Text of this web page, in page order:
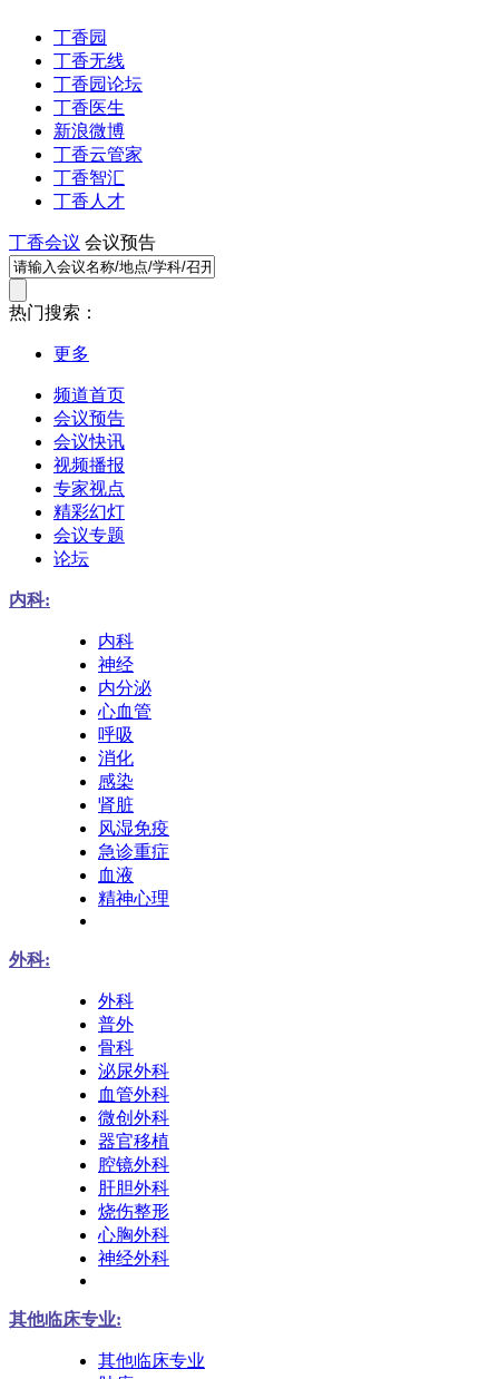
丁香园
丁香无线
丁香园论坛
丁香医生
新浪微博
丁香云管家
丁香智汇
丁香人才
丁香会议 会议预告
热门搜索：
更多
频道首页
会议预告
会议快讯
视频播报
专家视点
精彩幻灯
会议专题
论坛
内科:
内科
神经
内分泌
心血管
呼吸
消化
感染
肾脏
风湿免疫
急诊重症
血液
精神心理
外科:
外科
普外
骨科
泌尿外科
血管外科
微创外科
器官移植
腔镜外科
肝胆外科
烧伤整形
心胸外科
神经外科
其他临床专业:
其他临床专业